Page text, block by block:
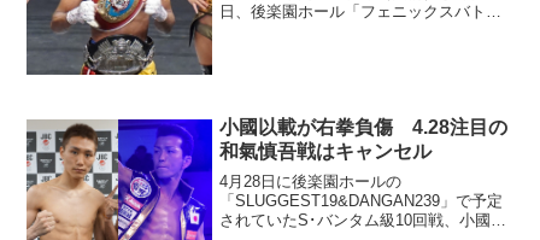
日、後楽園ホール「フェニックスバトル
小國以載が右拳負傷 4.28注目の
和氣慎吾戦はキャンセル
4月28日に後楽園ホールの
「SLUGGEST19&DANGAN239」で予定
されていたS･バンタム級10回戦、小國以